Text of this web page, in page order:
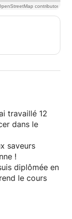
travaillé 12
dans le
saveurs
!
diplômée en
le cours
de chef